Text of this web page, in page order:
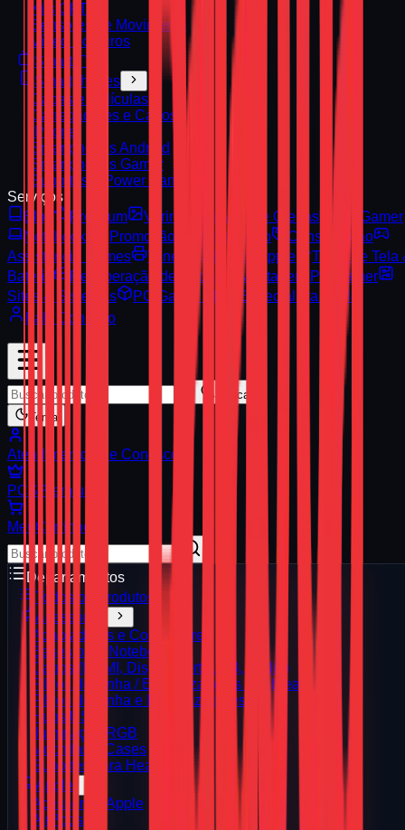
Kits CFTV
Sensores de Movimento
Vídeo Porteiros
Smart TV
Smartphones
Capas e Películas
Carregadores e Cabos
iPhone
Smartphones Android
Smartphones Gamer
Suportes e Power Banks
Serviços
Blog
Premium Vitrine Serviços e Ofertas
PC Gamer
Notebooks
Promoção Manutenção
Consignação
Assistência Games
Toners Reparo Apple
Troca de Tela
Bateria
Recuperação de Dados
Montagem PC Gamer
Sites & Sistemas
PC Gamer 3D
Especialista Apple
Fale Conosco
Buscar
Tema
Atendimento Fale Conosco
PCS Premium
Meu Carrinho
Departamentos
Todos os Produtos
Acessórios
Adaptadores e Conversores
Bases para Notebook
Cabos (HDMI, DisplayPort, USB, Áudio)
Filtros de Linha / Estabilizadores / Nobreak
Filtros de Linha e Estabilizadores
Hubs USB
Iluminação RGB
Mochilas e Cases
Suportes para Headset
Apple
Acessórios Apple
AirPods